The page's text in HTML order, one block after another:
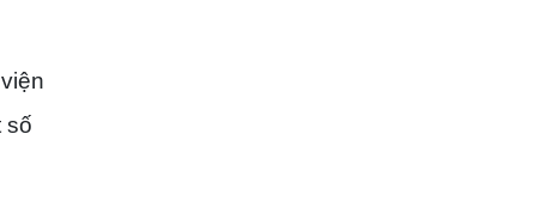
số